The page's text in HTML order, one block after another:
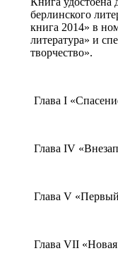
берлинского
книга 2014» в
литература» и
творчество».
Глава I
Глава IV
Глава V
Глава VII «Новая